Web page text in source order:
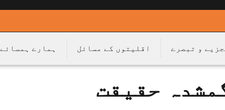
و تبصرے اقلیتوں کے مسائل ہمارے ہمسائے
حقیقت